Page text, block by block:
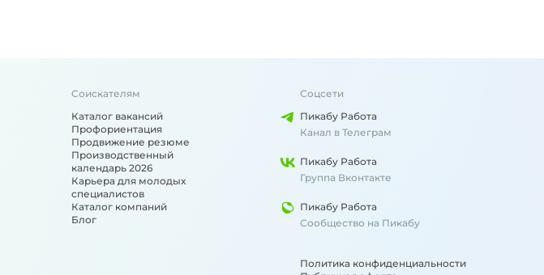
Соискателям
Каталог вакансий
Профориентация
Продвижение резюме
Производственный
календарь 2026
Карьера для молодых
специалистов
Каталог компаний
Блог
Соцсети
Пикабу Работа
Канал в Телеграм
Пикабу Работа
Группа Вконтакте
Пикабу Работа
Сообщество на Пикабу
Политика конфиденциальности